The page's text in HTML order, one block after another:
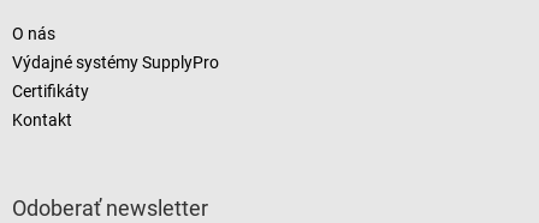
O nás
Výdajné systémy SupplyPro
Certifikáty
Kontakt
Odoberať newsletter